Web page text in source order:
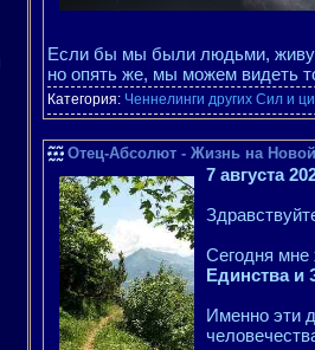
Если бы мы были людьми,
но опять же, мы можем видеть
Категория: Ченнелинги других Сил и
Отец-Абсолют - Жизнь на
7 августа
Сегодня мне
Единства и
Именно эти